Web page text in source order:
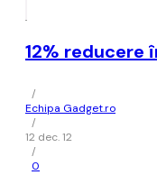
12% reducere
/
Echipa Gadget.ro
/
12 dec. 12
/
0